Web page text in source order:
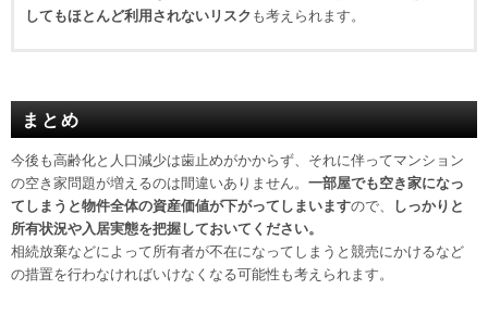
してもほとんど利用されないリスク も考えられます。
まとめ
今後も高齢化と人口減少は歯止めがかからず、それに伴ってマンション
の空き家問題が増えるのは間違いありません。 一部屋でも空き家になっ
てしまうと物件全体の資産価値が下がってしまいますので、
しっかりと
所有状況や入居実態を把握しておいてください。
相続放棄などによって所有者が不在になってしまうと競売にかけるなど
の措置を行わなければいけなくなる可能性も考えられます。